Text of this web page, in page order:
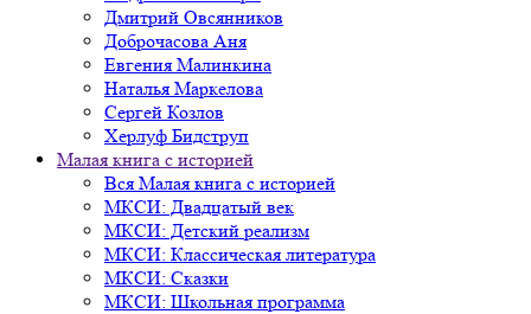
Дмитрий Овсянников
Доброчасова Аня
Евгения Малинкина
Наталья Маркелова
Сергей Козлов
Херлуф Бидструп
Малая книга с историей
Вся Малая книга с историей
МКСИ: Двадцатый век
МКСИ: Детский реализм
МКСИ: Классическая литература
МКСИ: Сказки
МКСИ: Школьная программа